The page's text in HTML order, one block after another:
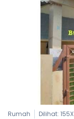
Rumah Dilihat: 155X